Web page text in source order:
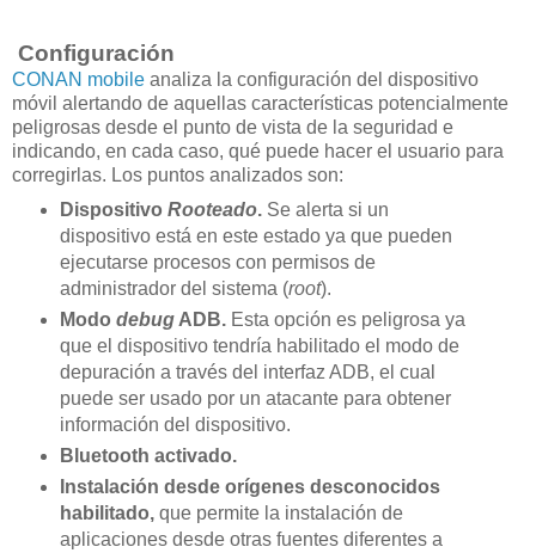
Configuración
CONAN mobile analiza la configuración del dispositivo
móvil alertando de aquellas características potencialmente
peligrosas desde el punto de vista de la seguridad e
indicando, en cada caso, qué puede hacer el usuario para
corregirlas. Los puntos analizados son:
Dispositivo Rooteado.Se alerta si un
dispositivo está en este estado ya que pueden
ejecutarse procesos con permisos de
administrador del sistema (root).
Modo debugADB.Esta opción es peligrosa ya
que el dispositivo tendría habilitado el modo de
depuración a través del interfaz ADB, el cual
puede ser usado por un atacante para obtener
información del dispositivo.
Bluetooth activado.
Instalación desde orígenes desconocidos
habilitado,que permite la instalación de
aplicaciones desde otras fuentes diferentes a